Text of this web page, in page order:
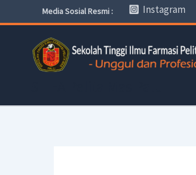
to
Media Sosial Resmi : Instagram